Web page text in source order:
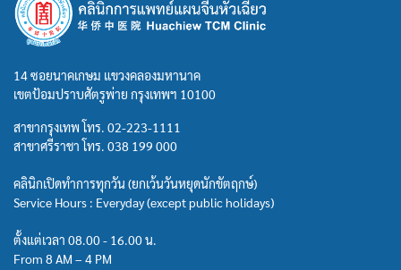
14 ซอยนาคเกษม แขวงคลองมหานาค
เขตป้อมปราบศัตรูพ่าย กรุงเทพฯ 10100
สาขากรุงเทพ โทร. 02-223-1111
สาขาศรีราชา โทร. 038 199 000
คลินิกเปิดทำการทุกวัน (ยกเว้นวันหยุดนักขัตฤกษ์)
Service Hours : Everyday (except public holidays)
ตั้งแต่เวลา 08.00 - 16.00 น.
From 8 AM – 4 PM